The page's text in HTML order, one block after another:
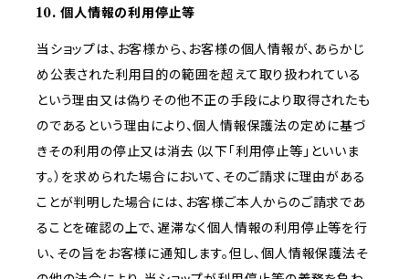
10. 個人情報の利用停止等
当ショップは、お客様から、お客様の個人情報が、あらかじ
め公表された利用目的の範囲を超えて取り扱われている
という理由又は偽りその他不正の手段により取得されたも
のであるという理由により、個人情報保護法の定めに基づ
きその利用の停止又は消去（以下「利用停止等」といいま
す。）を求められた場合において、そのご請求に理由がある
ことが判明した場合には、お客様ご本人からのご請求であ
ることを確認の上で、遅滞なく個人情報の利用停止等を行
い、その旨をお客様に通知します。但し、個人情報保護法そ